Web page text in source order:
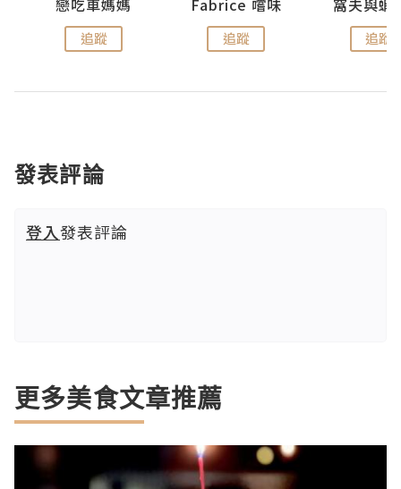
戀吃車媽媽
追蹤
Fabrice 嚐味
追蹤
窩夫與蝦
追蹤
發表評論
登入發表評論
更多美食文章推薦